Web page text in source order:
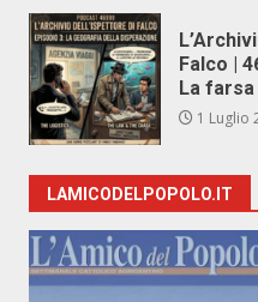
Falco |
La
1 Luglio
LAMICODELPOPOLO.IT